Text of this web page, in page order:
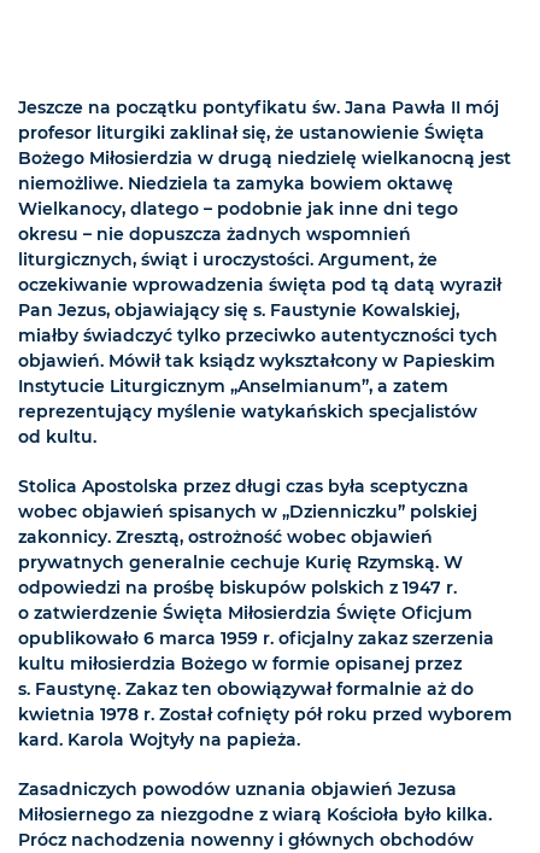
Jeszcze na początku pontyfikatu św. Jana Pawła II mój
profesor liturgiki zaklinał się, że ustanowienie Święta
Bożego Miłosierdzia w drugą niedzielę wielkanocną jest
niemożliwe. Niedziela ta zamyka bowiem oktawę
Wielkanocy, dlatego – podobnie jak inne dni tego
okresu – nie dopuszcza żadnych wspomnień
liturgicznych, świąt i uroczystości. Argument, że
oczekiwanie wprowadzenia święta pod tą datą wyraził
Pan Jezus, objawiający się s. Faustynie Kowalskiej,
miałby świadczyć tylko przeciwko autentyczności tych
objawień. Mówił tak ksiądz wykształcony w Papieskim
Instytucie Liturgicznym „Anselmianum”, a zatem
reprezentujący myślenie watykańskich specjalistów
od kultu.
Stolica Apostolska przez długi czas była sceptyczna
wobec objawień spisanych w „Dzienniczku” polskiej
zakonnicy. Zresztą, ostrożność wobec objawień
prywatnych generalnie cechuje Kurię Rzymską. W
odpowiedzi na prośbę biskupów polskich z 1947 r.
o zatwierdzenie Święta Miłosierdzia Święte Oficjum
opublikowało 6 marca 1959 r. oficjalny zakaz szerzenia
kultu miłosierdzia Bożego w formie opisanej przez
s. Faustynę. Zakaz ten obowiązywał formalnie aż do
kwietnia 1978 r. Został cofnięty pół roku przed wyborem
kard. Karola Wojtyły na papieża.
Zasadniczych powodów uznania objawień Jezusa
Miłosiernego za niezgodne z wiarą Kościoła było kilka.
Prócz nachodzenia nowenny i głównych obchodów